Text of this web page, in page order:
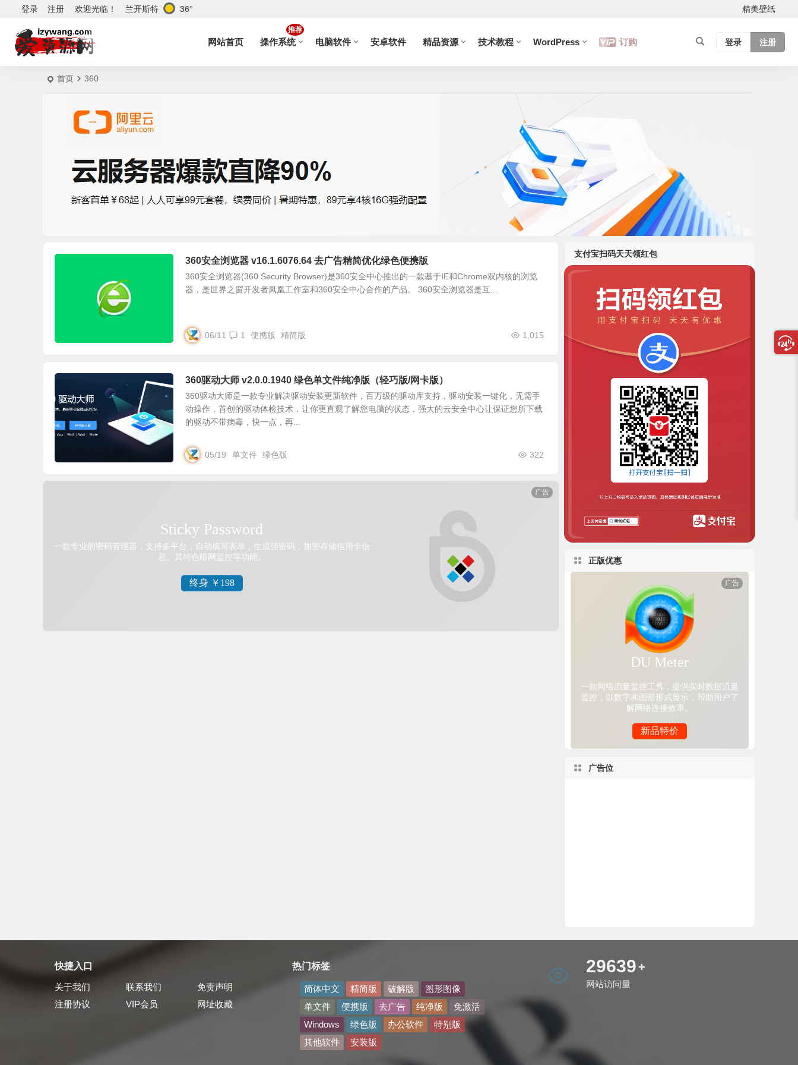
欢迎光临！
登录 注册 兰开斯特 36° 精美壁纸
网站首页 操作系统
推荐
电脑软件 安卓软件 精品资源 技术教程 WordPress 订购 登录 注册
首页 360
360安全浏览器 v16.1.6076.64 去广告精简优化绿色便携版
360安全浏览器(360 Security Browser)是360安全中心推出的一款基于IE和Chrome双内核的浏览
器，是世界之窗开发者凤凰工作室和360安全中心合作的产品。 360安全浏览器是互...
06/11 1,015
1 便携版 精简版
360驱动大师 v2.0.0.1940 绿色单文件纯净版（轻巧版/网卡版）
360驱动大师是一款专业解决驱动安装更新软件，百万级的驱动库支持，驱动安装一键化，无需手
动操作，首创的驱动体检技术，让你更直观了解您电脑的状态，强大的云安全中心让保证您所下载
的驱动不带病毒，快一点，再...
05/19 322
单文件 绿色版
支付宝扫码天天领红包
正版优惠
广告位
快捷入口
关于我们 联系我们
免责声明
注册协议
VIP会员 网址收藏
热门标签
简体中文 精简版 破解版
图形图像
单文件
便携版 去广告 纯净版
免激活
Windows
绿色版 办公软件
特别版
其他软件
安装版
35368 +
网站访问量